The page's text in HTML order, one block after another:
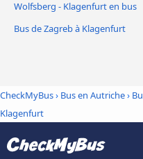
Wolfsberg - Klagenfurt en bus
Bus de Zagreb à Klagenfurt
CheckMyBus› Bus en Autriche›
Klagenfurt